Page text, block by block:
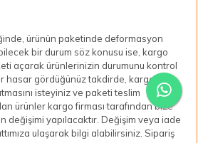
ürünün paketinde deformasyon
bir durum söz konusu ise, kargo
açarak ürünlerinizin durumunu kontrol
hasar gördüğünüz takdirde, kargo
isteyiniz ve paketi teslim
ürünler kargo firması tarafından bize
değişimi yapılacaktır. Değişim veya iade
ulaşarak bilgi alabilirsiniz. Sipariş